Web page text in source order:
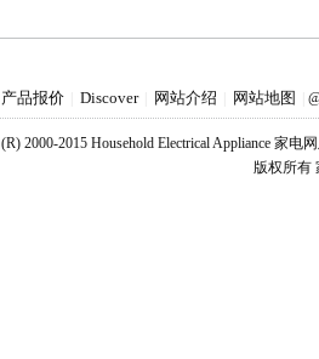
产品报价 Discover 网站介绍 网站地图
(R) 2000-2015 Household Electrical Appliance 家电
版权所有